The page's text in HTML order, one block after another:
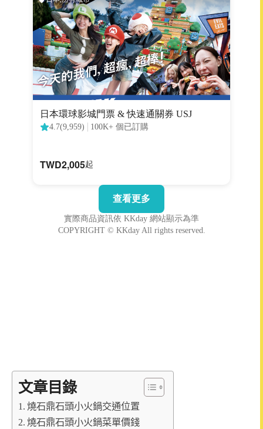
文章目錄
燒石鼎石頭小火鍋交通位置
燒石鼎石頭小火鍋菜單價錢